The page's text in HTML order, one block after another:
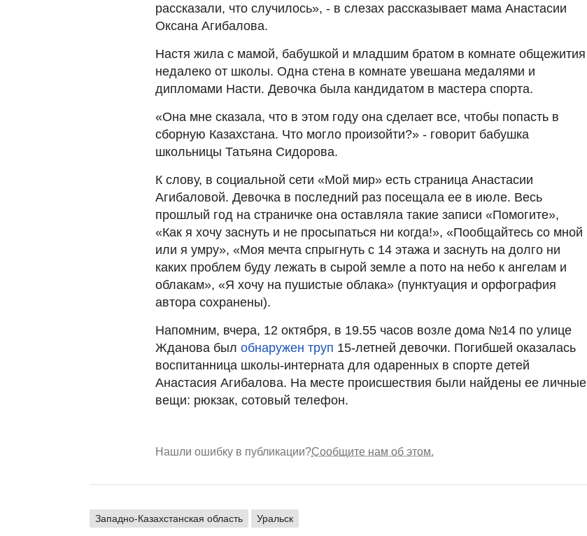
рассказали, что случилось», - в слезах рассказывает мама Анастасии
Оксана Агибалова.
Настя жила с мамой, бабушкой и младшим братом в комнате общежития
недалеко от школы. Одна стена в комнате увешана медалями и
дипломами Насти. Девочка была кандидатом в мастера спорта.
«Она мне сказала, что в этом году она сделает все, чтобы попасть в
сборную Казахстана. Что могло произойти?» - говорит бабушка
школьницы Татьяна Сидорова.
К слову, в социальной сети «Мой мир» есть страница Анастасии
Агибаловой. Девочка в последний раз посещала ее в июле. Весь
прошлый год на страничке она оставляла такие записи «Помогите»,
«Как я хочу заснуть и не просыпаться ни когда!», «Пообщайтесь со мной
или я умру», «Моя мечта спрыгнуть с 14 этажа и заснуть на долго ни
каких проблем буду лежать в сырой земле а пото на небо к ангелам и
облакам», «Я хочу на пушистые облака» (пунктуация и орфография
автора сохранены).
Напомним, вчера, 12 октября, в 19.55 часов возле дома №14 по улице
Жданова был обнаружен труп 15-летней девочки. Погибшей оказалась
воспитанница школы-интерната для одаренных в спорте детей
Анастасия Агибалова. На месте происшествия были найдены ее личные
вещи: рюкзак, сотовый телефон.
Нашли ошибку в публикации?Сообщите нам об этом.
Западно-Казахстанская область Уральск